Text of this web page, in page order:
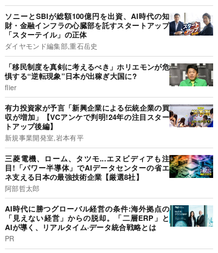
ソニーとSBIが総額100億円を出資、AI時代の知
財・金融インフラの心臓部を託すスタートアップ
「スターテイル」の正体
ダイヤモンド編集部,重石岳史
「移民制度を真剣に考えるべき」ホリエモンが危
惧する“逆転現象”日本が出稼ぎ大国に?
flier
有力投資家が予言「新興企業による伝統企業の買
収が増加」【VCアンケで判明!24年の注目スター
トアップ後編】
新規事業開発室,岩本有平
三菱電機、ローム、タツモ...エヌビディアも注
目!「パワー半導体」でAIデータセンターの省エ
ネ支える日本の最強技術企業【厳選8社】
阿部哲太郎
AI時代に勝つグローバル経営の条件:海外拠点の
「見えない経営」からの脱却。「二層ERP」と
AIが導く、リアルタイム·データ統合戦略とは
PR